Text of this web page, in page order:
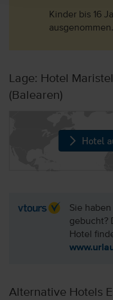
Kinder bis 16
ausgenommen.
Lage: Hotel
(Balearen)
Hotel
Sie
gebucht?
Hotel
Alternative Hotels